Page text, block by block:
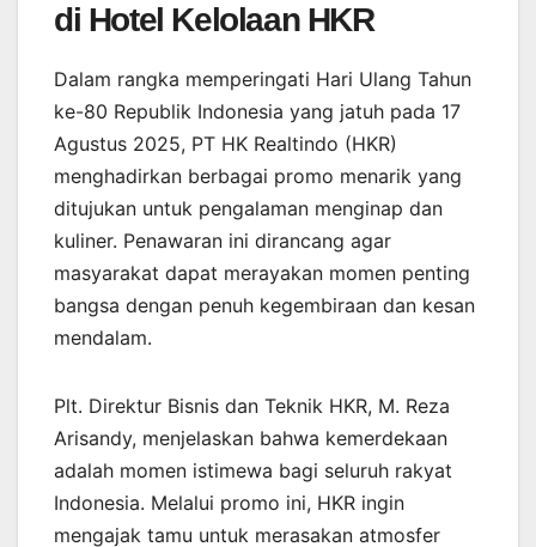
di Hotel Kelolaan HKR
Dalam rangka memperingati Hari Ulang Tahun
ke-80 Republik Indonesia yang jatuh pada 17
Agustus 2025, PT HK Realtindo (HKR)
menghadirkan berbagai promo menarik yang
ditujukan untuk pengalaman menginap dan
kuliner. Penawaran ini dirancang agar
masyarakat dapat merayakan momen penting
bangsa dengan penuh kegembiraan dan kesan
mendalam.
Plt. Direktur Bisnis dan Teknik HKR, M. Reza
Arisandy, menjelaskan bahwa kemerdekaan
adalah momen istimewa bagi seluruh rakyat
Indonesia. Melalui promo ini, HKR ingin
mengajak tamu untuk merasakan atmosfer